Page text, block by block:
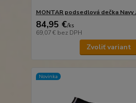
MONTAR podsedlová dečka Navy
84,95 €/ks
69,07 € bez DPH
Zvoliť variant
Novinka